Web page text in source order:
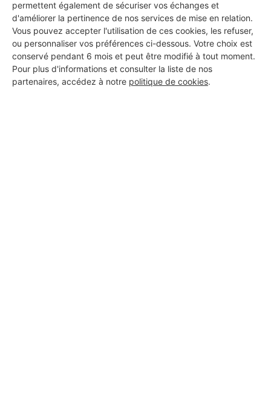
permettent également de sécuriser vos échanges et
d'améliorer la pertinence de nos services de mise en relation.
Vous pouvez accepter l'utilisation de ces cookies, les refuser,
ou personnaliser vos préférences ci-dessous. Votre choix est
conservé pendant 6 mois et peut être modifié à tout moment.
Pour plus d'informations et consulter la liste de nos
partenaires, accédez à notre politique de cookies.
Aucun autre professionnel disponible dans cette zone